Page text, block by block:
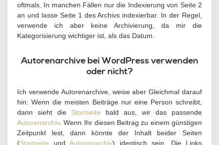
oftmals. In manchen Fällen nur die Indexierung von Seite 2
an und lasse Seite 1 des Archivs indexierbar. In der Regel,
verwende ich aber keine Archivierung, da mir die
Kategorisierung wichtiger ist, als das Datum.
Autorenarchive bei WordPress verwenden
oder nicht?
Ich verwende Autorenarchive, weise aber Gleichmal darauf
hin: Wenn die meisten Beiträge nur eine Person schreibt,
dann sieht die Startseite bald aus, wir das passende
Autorenarchiv. Wenn Ihr diesen Beitrag zu einem günstigen
Zeitpunkt lest, dann könnte der Inhalt beider Seiten
(Startseite und Autorenarchiv) identisch sein. Die Links